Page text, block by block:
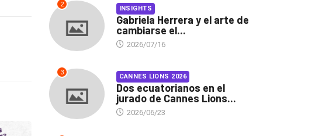
2 INSIGHTS
Gabriela Herrera y el arte de
cambiarse el...
2026/07/16
3 CANNES LIONS 2026
Dos ecuatorianos en el
jurado de Cannes Lions...
2026/06/23